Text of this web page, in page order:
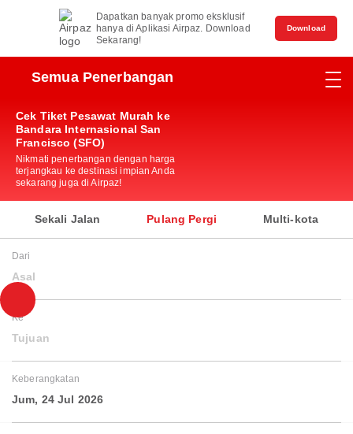
Dapatkan banyak promo eksklusif
hanya di Aplikasi Airpaz. Download
Sekarang!
Download
Semua Penerbangan
Cek Tiket Pesawat Murah ke
Bandara Internasional San
Francisco (SFO)
Nikmati penerbangan dengan harga
terjangkau ke destinasi impian Anda
sekarang juga di Airpaz!
Sekali Jalan Pulang Pergi Multi-kota
Dari
Asal
Ke
Tujuan
Keberangkatan
Jum, 24 Jul 2026